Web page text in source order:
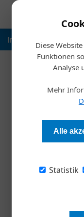
Diese
Funktionen
Analyse
Mehr
Alle
Statistik
Inspiration